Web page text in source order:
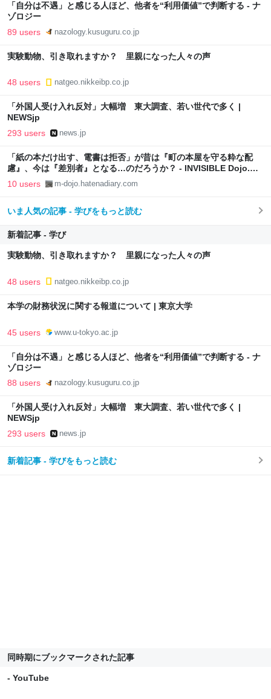
「自分は不遇」と感じる人ほど、他者を“利用価値”で判断する - ナ
ゾロジー
89 users nazology.kusuguru.co.jp
実験動物、引き取れますか？ 里親になった人々の声
48 users natgeo.nikkeibp.co.jp
「外国人受け入れ反対」大幅増 東大調査、若い世代で多く |
NEWSjp
293 users news.jp
「紙の本だけ出す、電書は拒否」が昔は『町の本屋を守る粋な配
慮』、今は『差別者』となる…のだろうか？ - INVISIBLE Dojo.
ーQUIET & COLORFUL PLACE-
10 users m-dojo.hatenadiary.com
いま人気の記事 - 学びをもっと読む
新着記事 - 学び
実験動物、引き取れますか？ 里親になった人々の声
48 users natgeo.nikkeibp.co.jp
本学の財務状況に関する報道について | 東京大学
45 users www.u-tokyo.ac.jp
「自分は不遇」と感じる人ほど、他者を“利用価値”で判断する - ナ
ゾロジー
88 users nazology.kusuguru.co.jp
「外国人受け入れ反対」大幅増 東大調査、若い世代で多く |
NEWSjp
293 users news.jp
新着記事 - 学びをもっと読む
同時期にブックマークされた記事
- YouTube